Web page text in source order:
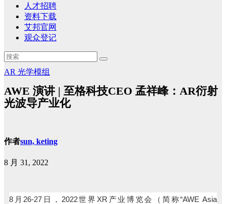
人才招聘
资料下载
艾邦官网
观众登记
AR 光学模组
AWE 演讲 | 至格科技CEO 孟祥峰：AR衍射
光波导产业化
作者sun, keting
8 月 31, 2022
8月26-27日，2022世界XR产业博览会（简称“AWE Asia